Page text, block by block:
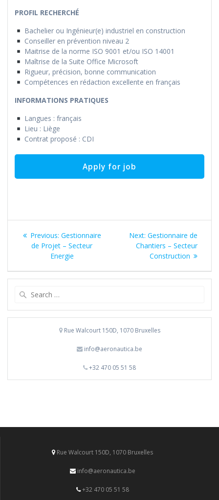
PROFIL RECHERCHÉ
Bachelier ou Ingénieur(e) industriel en construction
Conseiller en prévention niveau 2
Maitrise de la norme ISO 9001 et/ou ISO 14001
Maîtrise de la Suite Office Microsoft
Rigueur, précision, bonne communication
Compétences en rédaction excellente en français
INFORMATIONS PRATIQUES
Langues : français
Lieu : Liège
Contrat proposé : CDI
Post
navigation
Previous: Previous
post:
Gestionnaire
de Projet – Secteur
Energie
Next: Next
post:
Gestionnaire de
Chantiers – Secteur
Construction
Rue Walcourt 150D, 1070 Bruxelles
info@aeronautica.be
+32 470 05 51 58
Rue Walcourt 150D, 1070 Bruxelles
info@aeronautica.be
+32 470 05 51 58